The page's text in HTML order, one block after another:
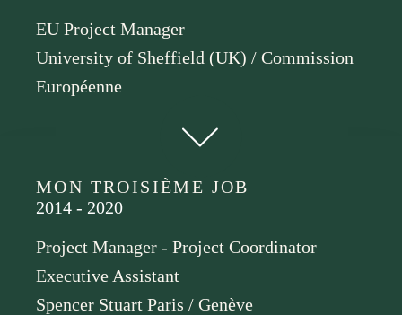
EU Project Manager
University of Sheffield (UK) / Commission
Européenne
MON TROISIÈME JOB
2014 - 2020
Project Manager - Project Coordinator
Executive Assistant
Spencer Stuart Paris / Genève